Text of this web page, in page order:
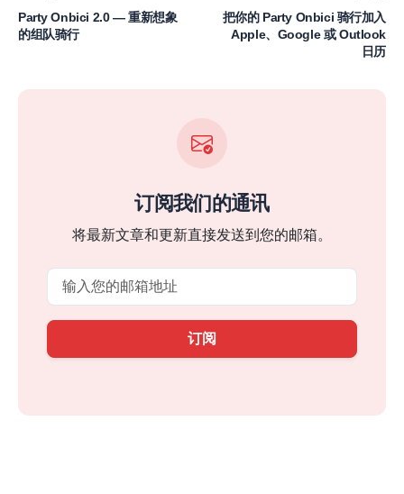
Party Onbici 2.0 — 重新想象
的组队骑行
把你的 Party Onbici 骑行加入
Apple、Google 或 Outlook
日历
订阅我们的通讯
将最新文章和更新直接发送到您的邮箱。
订阅